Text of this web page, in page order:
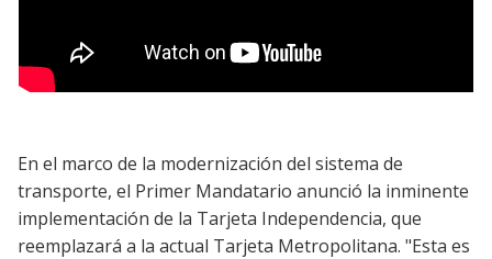
En el marco de la modernización del sistema de
transporte, el Primer Mandatario anunció la inminente
implementación de la Tarjeta Independencia, que
reemplazará a la actual Tarjeta Metropolitana. "Esta es